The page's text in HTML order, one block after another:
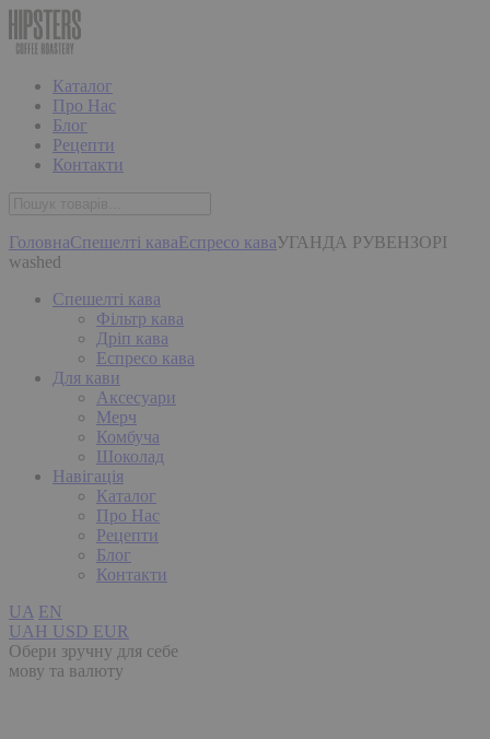
Каталог
Про Нас
Блог
Рецепти
Контакти
ГоловнаСпешелті каваЕспресо каваУГАНДА РУВЕНЗОРІ
washed
Спешелті кава
Фільтр кава
Дріп кава
Еспресо кава
Для кави
Аксесуари
Мерч
Комбуча
Шоколад
Навігація
Каталог
Про Нас
Рецепти
Блог
Контакти
UA EN
UAH USD EUR
Обери зручну для себе
мову та валюту